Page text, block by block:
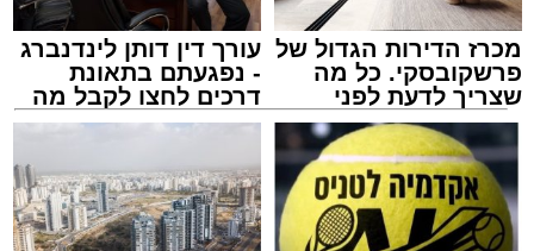
צילום: יהושע פרוכטר
מערכת האתר / 00:35 09.08.26
מכרז הדירות הגדול של
פרשקובסקי. כל מה
שצריך לדעת לפני
שמגישים הצעה לדירה
באשדוד
עורך דין דותן לינדנברג
- נפגעתם בתאונת
דרכים לחצו לקבל מה
שמגיע לכם